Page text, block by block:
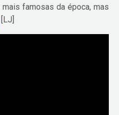
famosas da época, mas